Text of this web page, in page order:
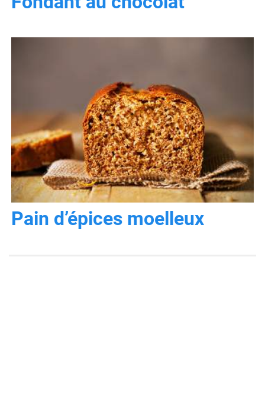
Pain d’épices moelleux